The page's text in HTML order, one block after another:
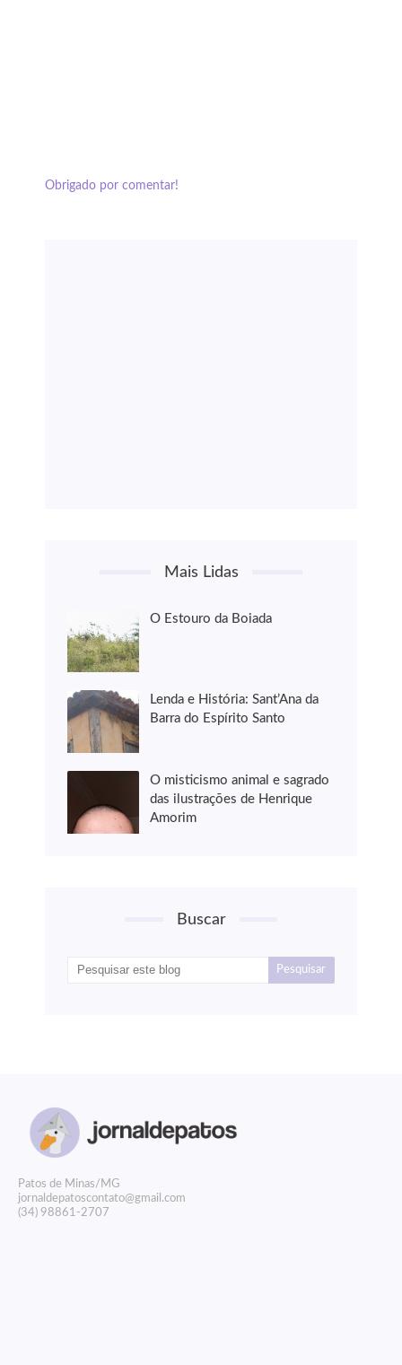
Obrigado por comentar!
Mais Lidas
O Estouro da Boiada
Lenda e História: Sant’Ana da
Barra do Espírito Santo
O misticismo animal e sagrado
das ilustrações de Henrique
Amorim
Buscar
Patos de Minas/MG
jornaldepatoscontato@gmail.com
(34) 98861-2707